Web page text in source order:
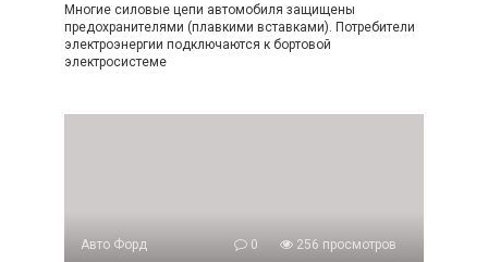
Многие силовые цепи автомобиля защищены
предохранителями (плавкими вставками). Потребители
электроэнергии подключаются к бортовой
электросистеме
Авто Форд 0 256 просмотров